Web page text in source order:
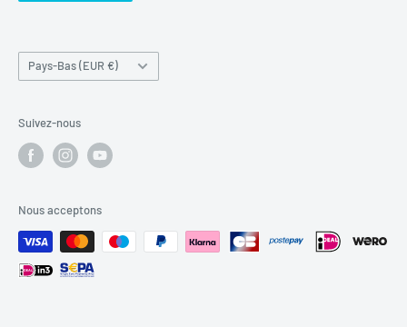
Pays/région
Pays-Bas (EUR €)
Suivez-nous
Nous acceptons